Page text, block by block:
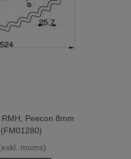
Peecon 8mm
moms)